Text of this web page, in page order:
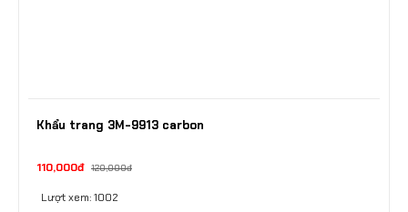
Khẩu trang 3M-9913 carbon
110,000đ 120,000đ
Lượt xem: 1002